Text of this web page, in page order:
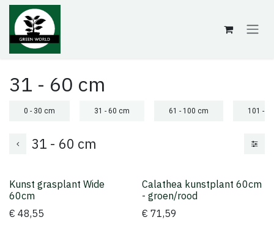
Overslaan naar inhoud
31 - 60 cm
0 - 30 cm 31 - 60 cm 61 - 100 cm 101 -
31 - 60 cm
Kunst grasplant Wide
60cm
€ 48,55
Topper
Calathea kunstplant 60cm
- groen/rood
€ 71,59